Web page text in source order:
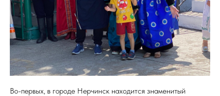
Во-первых, в городе Нерчинск находится знаменитый